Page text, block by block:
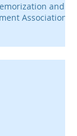
and
Association-